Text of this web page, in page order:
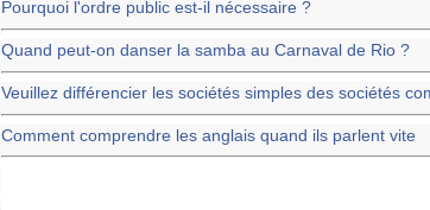
Pourquoi l'ordre public est-il nécessaire ?
Quand peut-on danser la samba au Carnaval de Rio ?
Veuillez différencier les sociétés simples des sociétés
Comment comprendre les anglais quand ils parlent vite